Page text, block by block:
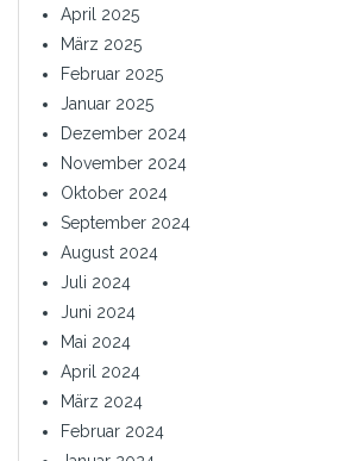
April 2025
März 2025
Februar 2025
Januar 2025
Dezember 2024
November 2024
Oktober 2024
September 2024
August 2024
Juli 2024
Juni 2024
Mai 2024
April 2024
März 2024
Februar 2024